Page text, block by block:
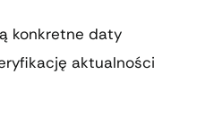
konkretne daty
aktualności